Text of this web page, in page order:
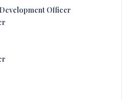
Officer